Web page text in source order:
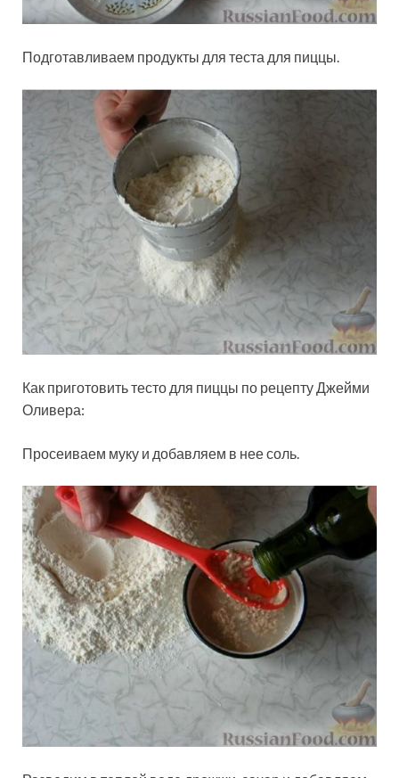
Подготавливаем продукты для теста для пиццы.
Как приготовить тесто для пиццы по рецепту Джейми
Оливера:
Просеиваем муку и добавляем в нее соль.